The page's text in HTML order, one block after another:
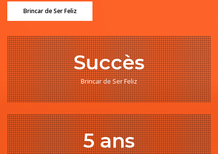
Brincar de Ser Feliz
Succès
Brincar de Ser Feliz
5 ans